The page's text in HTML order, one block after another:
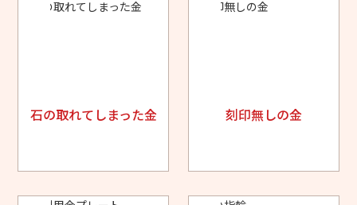
石の取れてしまった金 刻印無しの金